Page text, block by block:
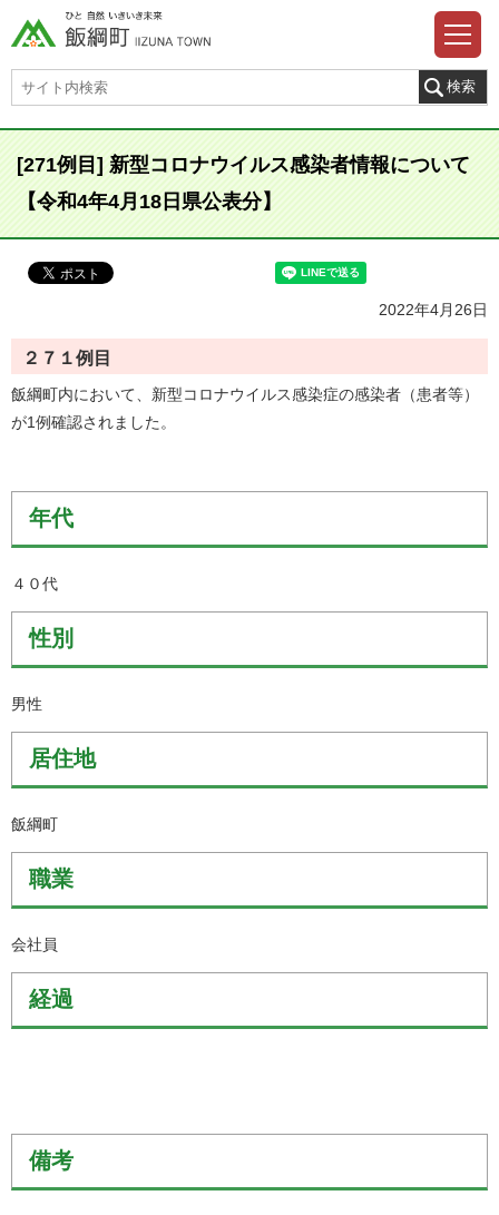
[271例目] 新型コロナウイルス感染者情報について
【令和4年4月18日県公表分】
2022年4月26日
２７１例目
飯綱町内において、新型コロナウイルス感染症の感染者（患者等）
が1例確認されました。
年代
４０代
性別
男性
居住地
飯綱町
職業
会社員
経過
備考